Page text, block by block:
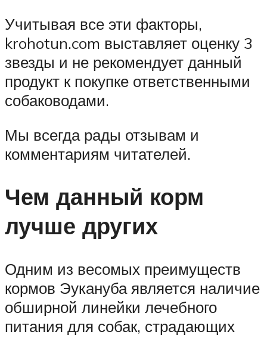
Учитывая все эти факторы,
krohotun.com выставляет оценку 3
звезды и не рекомендует данный
продукт к покупке ответственными
собаководами.
Мы всегда рады отзывам и
комментариям читателей.
Чем данный корм
лучше других
Одним из весомых преимуществ
кормов Эукануба является наличие
обширной линейки лечебного
питания для собак, страдающих